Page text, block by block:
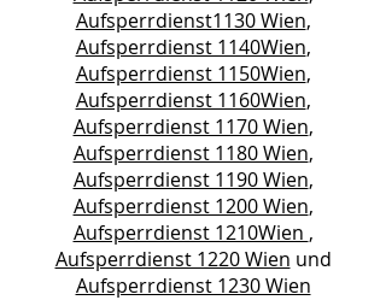
Aufsperrdienst1130 Wien,
Aufsperrdienst 1140Wien,
Aufsperrdienst 1150Wien,
Aufsperrdienst 1160Wien,
Aufsperrdienst 1170 Wien,
Aufsperrdienst 1180 Wien,
Aufsperrdienst 1190 Wien,
Aufsperrdienst 1200 Wien,
Aufsperrdienst 1210Wien ,
Aufsperrdienst 1220 Wien und
Aufsperrdienst 1230 Wien